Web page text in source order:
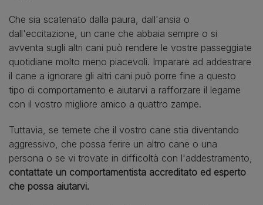
Che sia scatenato dalla paura, dall'ansia o
dall'eccitazione, un cane che abbaia sempre o si
avventa sugli altri cani può rendere le vostre passeggiate
quotidiane molto meno piacevoli. Imparare ad addestrare
il cane a ignorare gli altri cani può porre fine a questo
tipo di comportamento e aiutarvi a rafforzare il legame
con il vostro migliore amico a quattro zampe.
Tuttavia, se temete che il vostro cane stia diventando
aggressivo, che possa ferire un altro cane o una
persona o se vi trovate in difficoltà con l'addestramento,
contattate un comportamentista accreditato ed esperto
che possa aiutarvi.